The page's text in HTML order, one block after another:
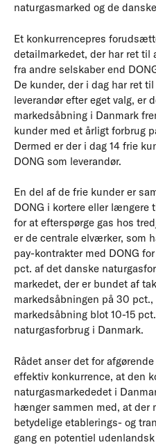
naturgasmarked og de
Et konkurrencepres
detailmarkedet, der har ret til
fra andre selskaber end
De kunder, der i dag har ret
leverandør efter eget valg, er
markedsåbning i Danmark
kunder med et årligt forbrug
Dermed er der i dag 14 frie
DONG som leverandør.
En del af de frie kunder er
DONG i kortere eller længere
for at efterspørge gas hos
er de centrale elværker, som
pay-kontrakter med DONG
pct. af det danske
markedet, der er bundet af
markedsåbningen på 30
markedsåbning blot 10-15
naturgasforbrug i Danmark.
Rådet anser det for
effektiv konkurrence, at den
naturgasmarkededet i
hænger sammen med, at der
betydelige etablerings- og
gang en potentiel